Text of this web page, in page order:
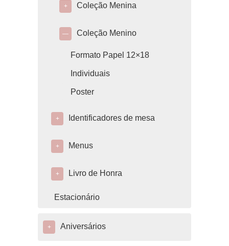
+ Coleção Menina
— Coleção Menino
Formato Papel 12×18
Individuais
Poster
+ Identificadores de mesa
+ Menus
+ Livro de Honra
Estacionário
+ Aniversários